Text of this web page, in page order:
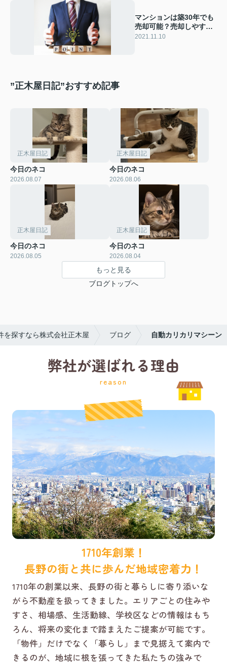
マンションは築30年でも
売却可能？売却しやすく
なるポイントとは
2021.11.10
”正木屋日記”おすすめ記事
正木屋日記
今日のネコ
2026.08.07
正木屋日記
今日のネコ
2026.08.06
正木屋日記
今日のネコ
2026.08.05
正木屋日記
今日のネコ
2026.08.04
もっと見る
ブログトップへ
を探すなら株式会社正木屋 ブログ 自動カリカリマシーン
弊社が選ばれる理由
reason
1710年創業！
長野の街と共に歩んだ地域密着力！
1710年の創業以来、長野の街と暮らしに寄り添いな
がら不動産を扱ってきました。エリアごとの住みや
すさ、相場感、生活動線、学校区などの情報はもち
ろん、将来の変化まで踏まえたご提案が可能です。
「物件」だけでなく「暮らし」まで見据えて案内で
きるのが、地域に根を張ってきた私たちの強みで